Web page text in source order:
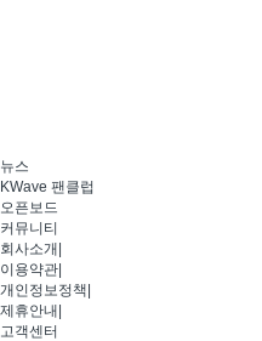
뉴스
KWave 팬클럽
오픈보드
커뮤니티
회사소개
이용약관
개인정보정책
제휴안내
고객센터